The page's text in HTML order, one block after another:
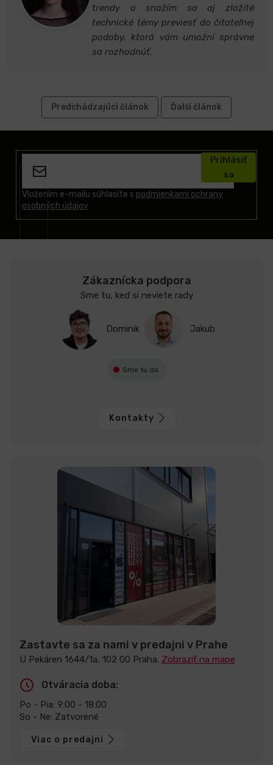
trendy a snažím sa aj zložité
technické témy previesť do čitateľnej
podoby, ktorá vám umožní správne
sa rozhodnúť.
Predchádzajúci článok Ďalší článok
Vložením e-mailu súhlasíte s podmienkami ochrany
osobných údajov
Prihlásiť
sa
Zákaznícka podpora
Sme tu, keď si neviete rady
Dominik Jakub
Sme tu do
Kontakty
Zastavte sa za nami v predajni v Prahe
U Pekáren 1644/1a, 102 00 Praha. Zobraziť na mape
Otváracia doba:
Po - Pia: 9:00 - 18:00
So - Ne: Zatvorené
Viac o predajni